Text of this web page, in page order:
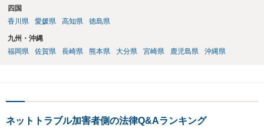
四国
香川県
愛媛県 高知県 徳島県
九州・沖縄
福岡県
佐賀県 長崎県 熊本県 大分県 宮崎県 鹿児島県 沖縄県
ネットトラブル加害者側の法律Q&Aランキング